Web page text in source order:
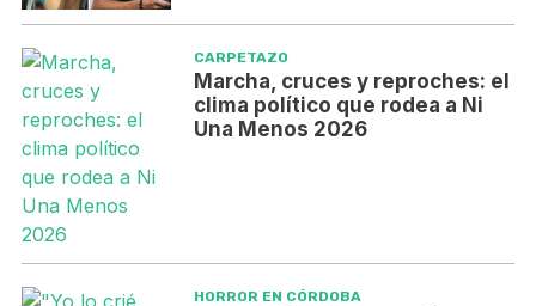
CARPETAZO
Marcha, cruces y reproches: el
clima político que rodea a Ni
Una Menos 2026
HORROR EN CÓRDOBA